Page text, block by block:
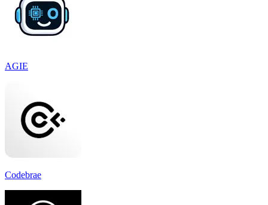
AGIE
Codebrae